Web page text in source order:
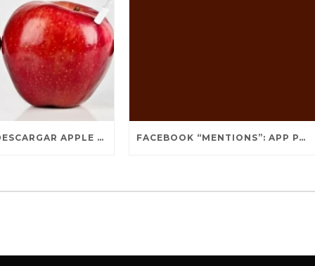
YA PUEDES DESCARGAR APPLE MUSIC FACEBOOK “MENTIONS”: APP PARA FAMOSOS